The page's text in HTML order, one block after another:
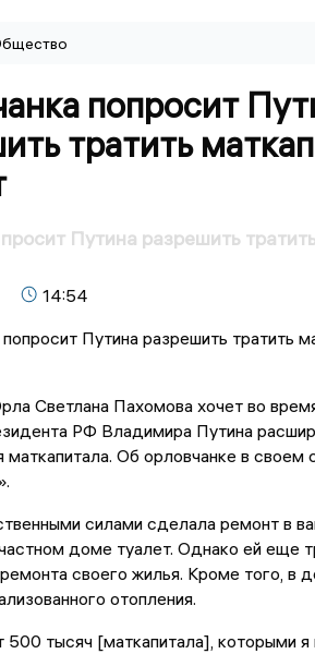
попросит
тратить
Путина разрешить
14:54
Светлана Пахомова хочет во
РФ Владимира Путина
маткапитала. Об орловчанке в
силами сделала ремонт в
доме туалет. Однако ей еще
своего жилья. Кроме того, в
отопления.
500 тысяч [маткапитала], которыми я